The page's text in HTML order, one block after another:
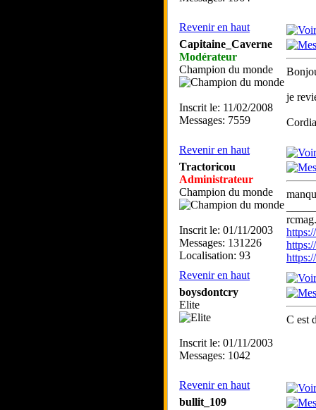
Revenir en haut
Capitaine_Caverne
Modérateur
Champion du monde
Inscrit le: 11/02/2008
Messages: 7559
je
Revenir en haut
Tractoricou
Administrateur
Champion du monde
Inscrit le: 01/11/2003
Messages: 131226
Localisation: 93
Revenir en haut
boysdontcry
Elite
Inscrit le: 01/11/2003
Messages: 1042
C est
Revenir en haut
bullit_109